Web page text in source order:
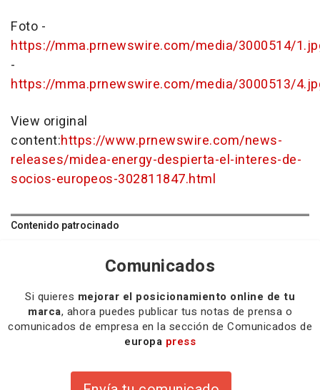
Foto -
https://mma.prnewswire.com/media/3000514/
-
https://mma.prnewswire.com/media/3000513/
View original
content:https://www.prnewswire.com/news-
releases/midea-energy-despierta-el-interes-de-
socios-europeos-302811847.html
Contenido patrocinado
Comunicados
Si quieres mejorar el posicionamiento online de tu
marca, ahora puedes publicar tus notas de prensa o
comunicados de empresa en la sección de Comunicados de
europa press